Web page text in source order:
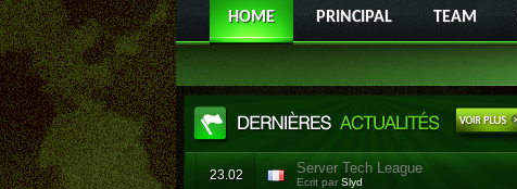
HOME PRINCIPAL TEAM
23.02 Server Tech League
Ecrit par Slyd